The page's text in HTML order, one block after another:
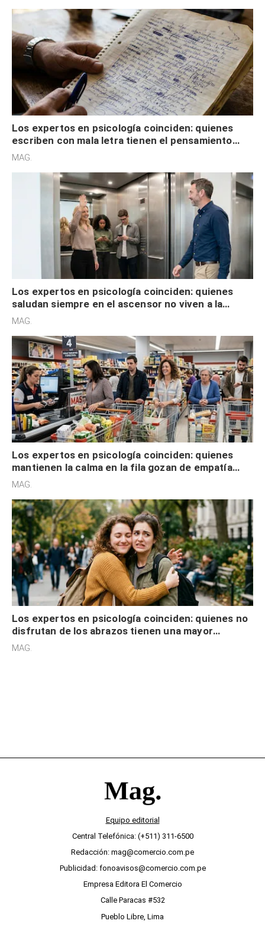
Los expertos en psicología coinciden: quienes
escriben con mala letra tienen el pensamiento
acelerado y no lo hacen por desinterés
MAG.
Los expertos en psicología coinciden: quienes
saludan siempre en el ascensor no viven a la
defensiva y tienen apertura social
MAG.
Los expertos en psicología coinciden: quienes
mantienen la calma en la fila gozan de empatía
cognitiva, gratitud y no solo tienen autocontrol
MAG.
Los expertos en psicología coinciden: quienes no
disfrutan de los abrazos tienen una mayor
sensibilidad a los estímulos físicos y no es por
MAG.
Equipo editorial
Central Telefónica: (+511) 311-6500
Redacción: mag@comercio.com.pe
Publicidad: fonoavisos@comercio.com.pe
Empresa Editora El Comercio
Calle Paracas #532
Pueblo Libre, Lima